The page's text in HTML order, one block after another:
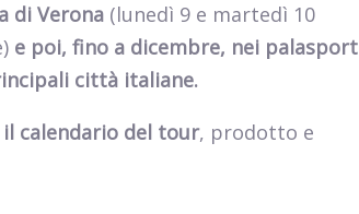
di Verona (lunedì 9 e martedì 10
e poi, fino a dicembre, nei palasport
città italiane.
calendario del tour, prodotto e